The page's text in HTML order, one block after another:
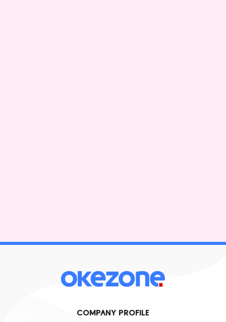
COMPANY PROFILE